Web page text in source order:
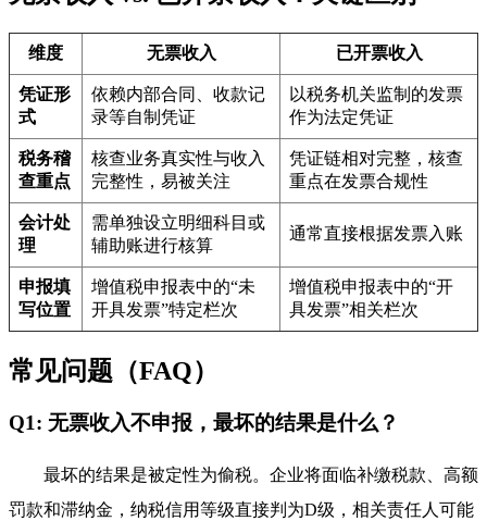
维度 无票收入 已开票收入
凭证形
式
依赖内部合同、收款记
录等自制凭证
以税务机关监制的发票
作为法定凭证
税务稽
查重点
核查业务真实性与收入
完整性，易被关注
凭证链相对完整，核查
重点在发票合规性
会计处
理
需单独设立明细科目或
辅助账进行核算
通常直接根据发票入账
申报填
写位置
增值税申报表中的“未
开具发票”特定栏次
增值税申报表中的“开
具发票”相关栏次
常见问题（FAQ）
Q1: 无票收入不申报，最坏的结果是什么？
最坏的结果是被定性为偷税。企业将面临补缴税款、高额
罚款和滞纳金，纳税信用等级直接判为D级，相关责任人可能